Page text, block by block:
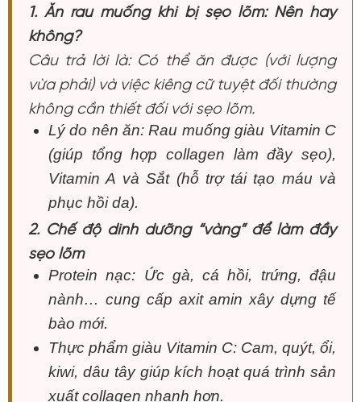
1. Ăn rau muống khi bị sẹo lõm: Nên hay
không?
Câu trả lời là: Có thể ăn được (với lượng
vừa phải) và việc kiêng cữ tuyệt đối thường
không cần thiết đối với sẹo lõm.
Lý do nên ăn: Rau muống giàu Vitamin C
(giúp tổng hợp collagen làm đầy sẹo),
Vitamin A và Sắt (hỗ trợ tái tạo máu và
phục hồi da).
2. Chế độ dinh dưỡng “vàng” để làm đầy
sẹo lõm
Protein nạc: Ức gà, cá hồi, trứng, đậu
nành… cung cấp axit amin xây dựng tế
bào mới.
Thực phẩm giàu Vitamin C: Cam, quýt, ổi,
kiwi, dâu tây giúp kích hoạt quá trình sản
xuất collagen nhanh hơn.